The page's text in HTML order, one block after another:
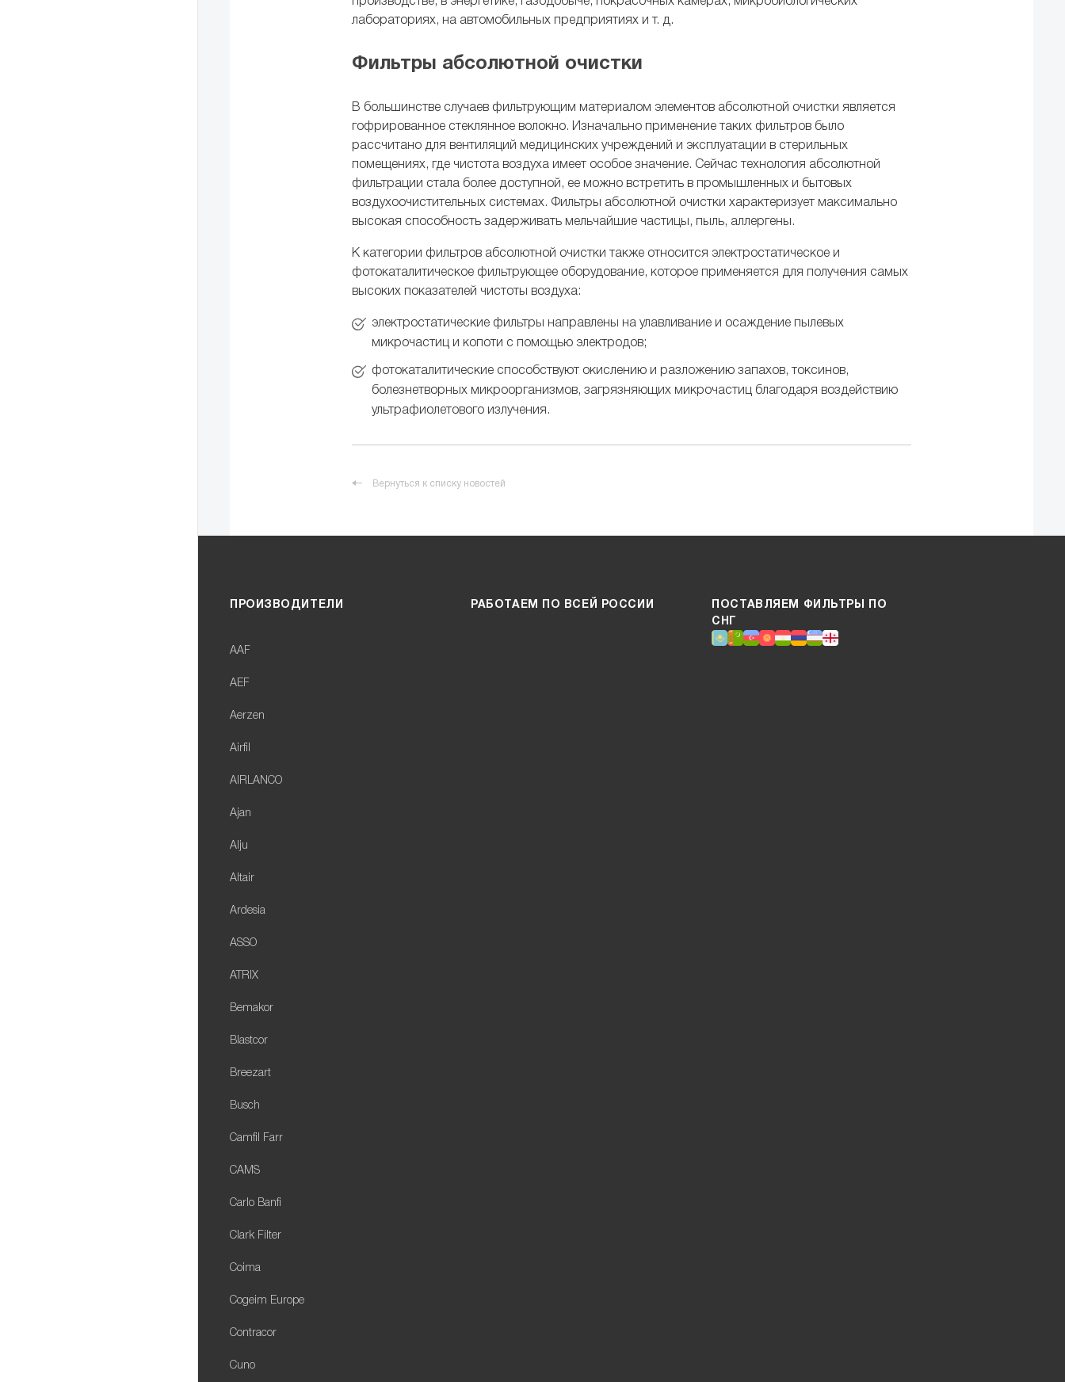
лабораториях, на автомобильных предприятиях и т. д.
Фильтры абсолютной очистки
В большинстве случаев фильтрующим материалом элементов абсолютной очистки является
гофрированное стеклянное волокно. Изначально применение таких фильтров было
рассчитано для вентиляций медицинских учреждений и эксплуатации в стерильных
помещениях, где чистота воздуха имеет особое значение. Сейчас технология абсолютной
фильтрации стала более доступной, ее можно встретить в промышленных и бытовых
воздухоочистительных системах. Фильтры абсолютной очистки характеризует максимально
высокая способность задерживать мельчайшие частицы, пыль, аллергены.
К категории фильтров абсолютной очистки также относится электростатическое и
фотокаталитическое фильтрующее оборудование, которое применяется для получения самых
высоких показателей чистоты воздуха:
электростатические фильтры направлены на улавливание и осаждение пылевых
микрочастиц и копоти с помощью электродов;
фотокаталитические способствуют окислению и разложению запахов, токсинов,
болезнетворных микроорганизмов, загрязняющих микрочастиц благодаря воздействию
ультрафиолетового излучения.
Вернуться к списку новостей
ПРОИЗВОДИТЕЛИ
AAF
AEF
Aerzen
Airfil
AIRLANCO
Ajan
Alju
Altair
Ardesia
ASSO
ATRIX
Bemakor
Blastcor
Breezart
Busch
Camfil Farr
CAMS
Carlo Banfi
Clark Filter
Coima
Cogeim Europe
Contracor
Cuno
РАБОТАЕМ ПО ВСЕЙ РОССИИ
ПОСТАВЛЯЕМ ФИЛЬТРЫ ПО
СНГ